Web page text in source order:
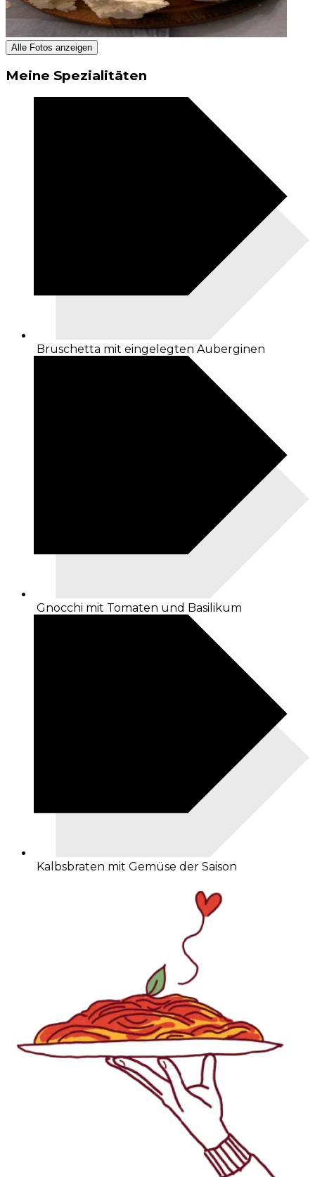
Alle Fotos anzeigen
Meine Spezialitäten
Bruschetta mit eingelegten Auberginen
Gnocchi mit Tomaten und Basilikum
Kalbsbraten mit Gemüse der Saison